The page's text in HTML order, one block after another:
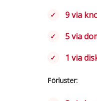
9 via
5 via
1 via
Förluster: